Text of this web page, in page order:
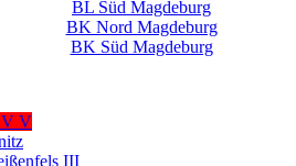
BL Süd Magdeburg
BK Nord Magdeburg
BK Süd Magdeburg
V
III